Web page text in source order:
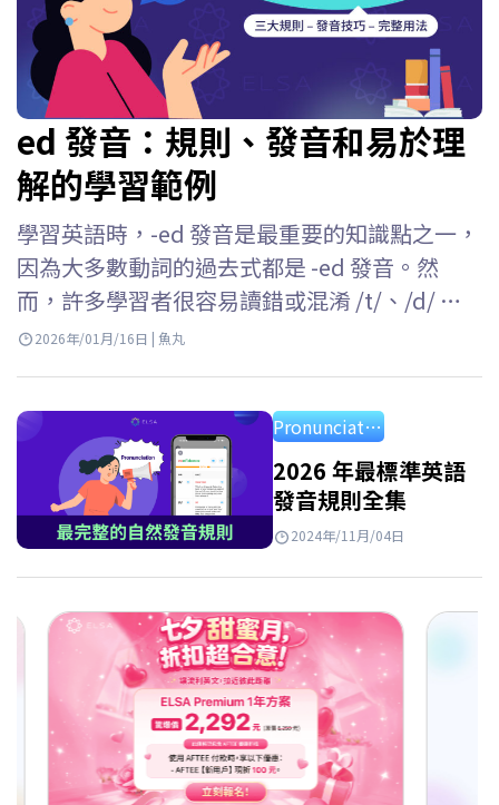
ed 發音：規則、發音和易於理
解的學習範例
學習英語時，-ed 發音是最重要的知識點之一，
因為大多數動詞的過去式都是 -ed 發音。然
而，許多學習者很容易讀錯或混淆 /t/、/d/ 和 /
ɪd/ 這三種發音。 ELSA Speak 將幫助你理解英
Takeaways…
2026年/01月/16日 | 魚丸
Pronunciation
2026 年最標準英語
發音規則全集
2024年/11月/04日